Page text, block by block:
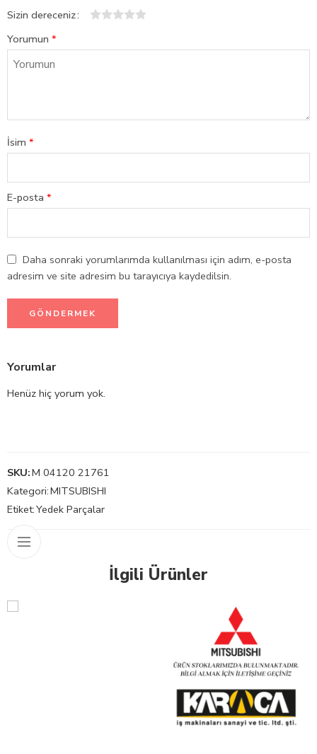
Sizin dereceniz
Yorumun *
İsim *
E-posta *
Daha sonraki yorumlarımda kullanılması için adım, e-posta
adresim ve site adresim bu tarayıcıya kaydedilsin.
Yorumlar
Henüz hiç yorum yok.
SKU:M 04120 21761
Kategori:MITSUBISHI
Etiket:Yedek Parçalar
İlgili Ürünler